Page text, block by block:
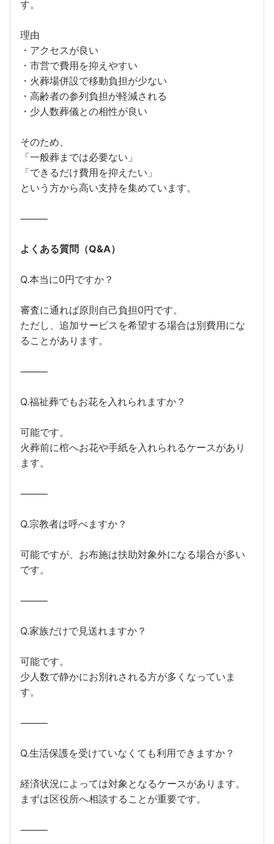
す。
理由
・アクセスが良い
・市営で費用を抑えやすい
・火葬場併設で移動負担が少ない
・高齢者の参列負担が軽減される
・少人数葬儀との相性が良い
そのため、
「一般葬までは必要ない」
「できるだけ費用を抑えたい」
という方から高い支持を集めています。
⸻
よくある質問（Q&A）
Q.本当に0円ですか？
審査に通れば原則自己負担0円です。
ただし、追加サービスを希望する場合は別費用にな
ることがあります。
⸻
Q.福祉葬でもお花を入れられますか？
可能です。
火葬前に棺へお花や手紙を入れられるケースがあり
ます。
⸻
Q.宗教者は呼べますか？
可能ですが、お布施は扶助対象外になる場合が多い
です。
⸻
Q.家族だけで見送れますか？
可能です。
少人数で静かにお別れされる方が多くなっていま
す。
⸻
Q.生活保護を受けていなくても利用できますか？
経済状況によっては対象となるケースがあります。
まずは区役所へ相談することが重要です。
⸻